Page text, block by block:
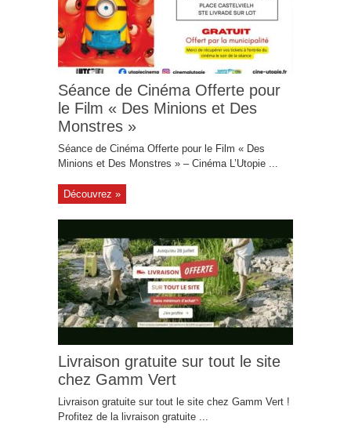
Séance de Cinéma Offerte pour
le Film « Des Minions et Des
Monstres »
Séance de Cinéma Offerte pour le Film « Des
Minions et Des Monstres » – Cinéma L’Utopie ...
Découvrez »
Livraison gratuite sur tout le site
chez Gamm Vert
Livraison gratuite sur tout le site chez Gamm Vert !
Profitez de la livraison gratuite ...